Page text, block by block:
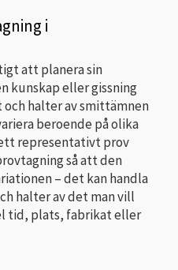
i
att planera sin
kunskap eller gissning
och halter av smittämnen
beroende på olika
representativt prov
så att den
– det kan handla
halter av det man vill
tid, plats, fabrikat eller